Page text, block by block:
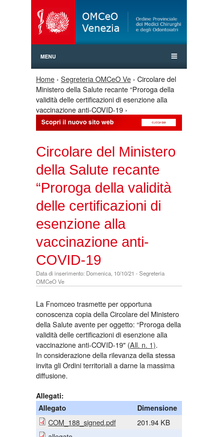
MENU
Tu sei qui
Home › Segreteria OMCeO Ve › Circolare del
Ministero della Salute recante “Proroga della
validità delle certificazioni di esenzione alla
vaccinazione anti-COVID-19 ›
Circolare del Ministero
della Salute recante
“Proroga della validità
delle certificazioni di
esenzione alla
vaccinazione anti-
COVID-19
Data di inserimento: Domenica, 10/10/21 - Segreteria
OMCeO Ve
La Fnomceo trasmette per opportuna
conoscenza copia della Circolare del Ministero
della Salute avente per oggetto: “Proroga della
validità delle certificazioni di esenzione alla
vaccinazione anti-COVID-19" (All. n. 1).
In considerazione della rilevanza della stessa
invita gli Ordini territoriali a darne la massima
diffusione.
Allegati:
Allegato
Dimensione
COM_188_signed.pdf
201.94 KB